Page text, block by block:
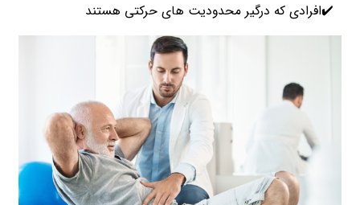
✔️افرادی که درگیر محدودیت های حرکتی هستند